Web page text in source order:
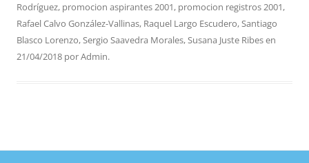
Rodríguez, promocion aspirantes 2001, promocion registros 2001,
Rafael Calvo González-Vallinas, Raquel Largo Escudero,Santiago
Blasco Lorenzo,Sergio Saavedra Morales,Susana Juste Ribesen
21/04/2018 porAdmin.